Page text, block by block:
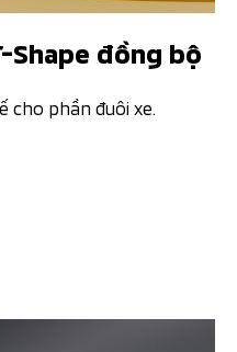
Shape đồng bộ​
cho phần đuôi xe.​​